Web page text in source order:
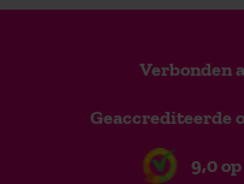
Verbonden
Geaccrediteerde
9,0